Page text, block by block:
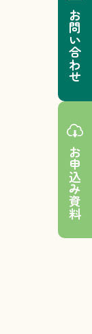
お問い合わせ
お申込み資料